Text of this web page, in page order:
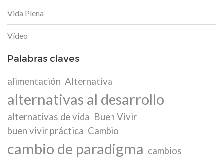
Vida Plena
Vídeo
Palabras claves
alimentación Alternativa
alternativas al desarrollo
alternativas de vida Buen Vivir
buen vivir práctica Cambio
cambio de paradigma cambios